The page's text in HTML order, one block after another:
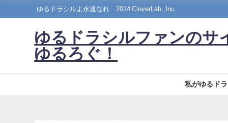
ゆるドラシルよ永遠なれ©2014 CloverLab.,Inc.
ゆるドラシルファンのサ
ゆるろぐ！
私がゆるド